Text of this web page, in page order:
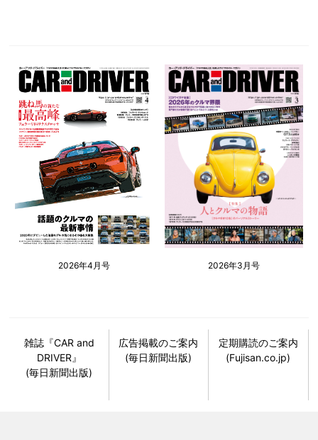
2026年4月号 2026年3月号
雑誌『CAR and
DRIVER』
(毎日新聞出版)
広告掲載のご案内
(毎日新聞出版)
定期購読のご案内
(Fujisan.co.jp)